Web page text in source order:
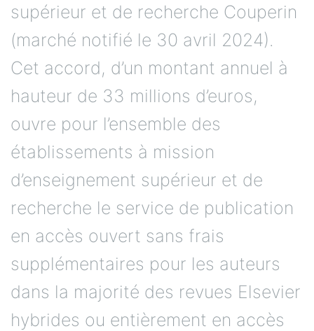
supérieur et de recherche Couperin
(marché notifié le 30 avril 2024).
Cet accord, d’un montant annuel à
hauteur de 33 millions d’euros,
ouvre pour l’ensemble des
établissements à mission
d’enseignement supérieur et de
recherche le service de publication
en accès ouvert sans frais
supplémentaires pour les auteurs
dans la majorité des revues Elsevier
hybrides ou entièrement en accès